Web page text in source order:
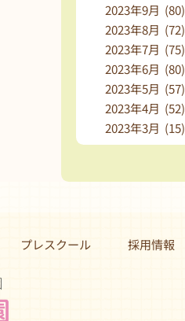
2023年9月 (80)
2023年8月 (72)
2023年7月 (75)
2023年6月 (80)
2023年5月 (57)
2023年4月 (52)
2023年3月 (15)
プレスクール 採用情報